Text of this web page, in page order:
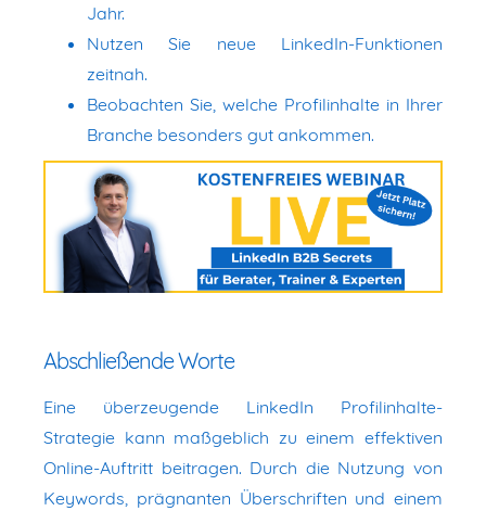
Jahr.
Nutzen Sie neue LinkedIn-Funktionen
zeitnah.
Beobachten Sie, welche Profilinhalte in Ihrer
Branche besonders gut ankommen.
Abschließende Worte
Eine überzeugende LinkedIn Profilinhalte-
Strategie kann maßgeblich zu einem effektiven
Online-Auftritt beitragen. Durch die Nutzung von
Keywords, prägnanten Überschriften und einem